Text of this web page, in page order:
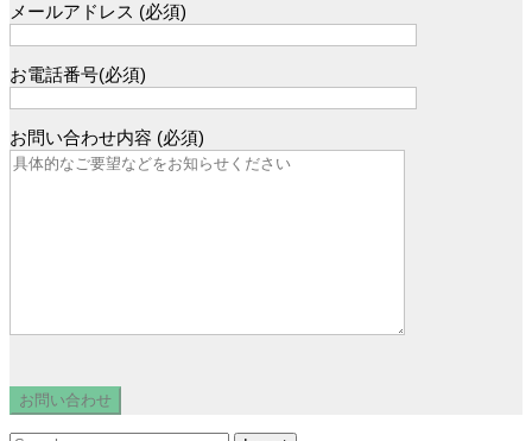
メールアドレス (必須)
お電話番号(必須)
お問い合わせ内容 (必須)